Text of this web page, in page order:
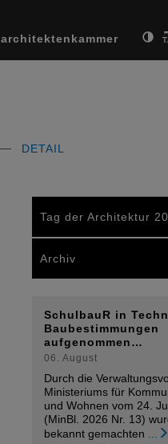
architektenkammer
DETAIL
Tag der Architektur
Archiv
SchulbauR in
Baubestimmungen
aufgenommen…
06. August
Durch die
Ministeriums für
und Wohnen vom 24.
(MinBl. 2026 Nr. 13)
bekannt gemachten